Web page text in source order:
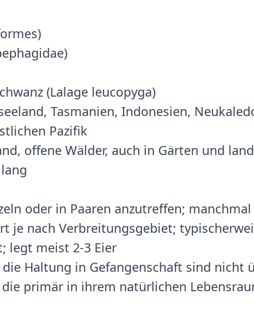
(Lalage leucopyga)
Tasmanien, Indonesien,
Pazifik
offene Wälder, auch in Gärten und
oder in Paaren anzutreffen;
je nach Verbreitungsgebiet;
legt meist 2-3 Eier
Haltung in Gefangenschaft sind nicht
primär in ihrem natürlichen